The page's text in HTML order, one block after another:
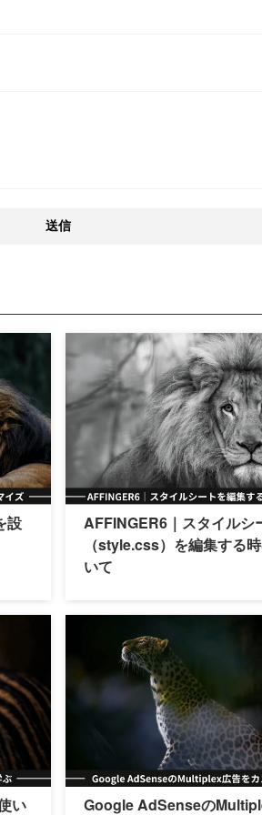
設
AFFINGER6｜スタイルシ
（style.css）を編集する
いて
い Google AdSenseの